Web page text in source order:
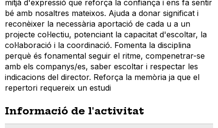
mitjà d'expressió que reforça la confiança i ens fa sentir
bé amb nosaltres mateixos. Ajuda a donar significat i
reconèixer la necessària aportació de cada u a un
projecte col·lectiu, potenciant la capacitat d'escoltar, la
col·laboració i la coordinació. Fomenta la disciplina
perquè és fonamental seguir el ritme, compenetrar-se
amb els companys/es, saber escoltar i respectar les
indicacions del director. Reforça la memòria ja que el
repertori requereix un estudi
Informació de l'activitat